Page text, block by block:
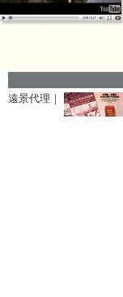
遠景代理｜